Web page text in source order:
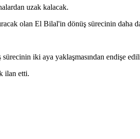
uzak kalacak.
olan El Bilal'in dönüş sürecinin daha
iki aya yaklaşmasından endişe
ilan etti.